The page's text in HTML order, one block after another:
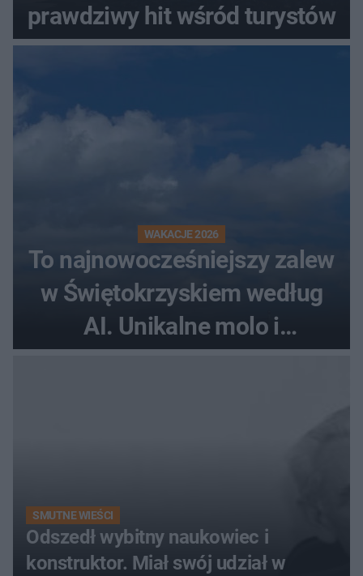
prawdziwy hit wśród turystów
WAKACJE 2026
To najnowocześniejszy zalew
w Świętokrzyskiem według
AI. Unikalne molo i
promenada
SMUTNE WIEŚCI
Odszedł wybitny naukowiec i
konstruktor. Miał swój udział w